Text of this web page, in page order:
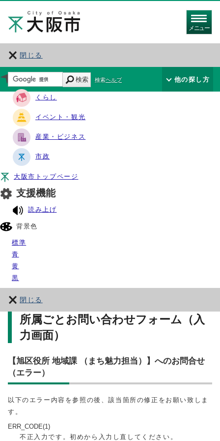
メニュー
閉じる
サイト・ナビ
くらし
イベント・観光
産業・ビジネス
市政
大阪市トップページ
支援機能
読み上げ
背景色
標準
青
黄
黒
閉じる
検索 検索ヘルプ 他の探し方
所属ごとお問い合わせフォーム（入
力画面）
【旭区役所 地域課 （まち魅力担当）】へのお問合せ
（エラー）
以下のエラー内容を参照の後、該当箇所の修正をお願い致しま
す。
ERR_CODE(1)
不正入力です。初めから入力し直してください。